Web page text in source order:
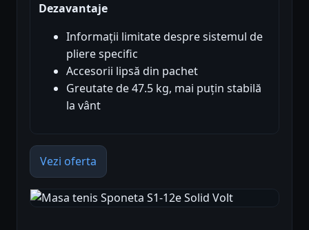
Dezavantaje
Informații limitate despre sistemul de
pliere specific
Accesorii lipsă din pachet
Greutate de 47.5 kg, mai puțin stabilă
la vânt
Vezi oferta